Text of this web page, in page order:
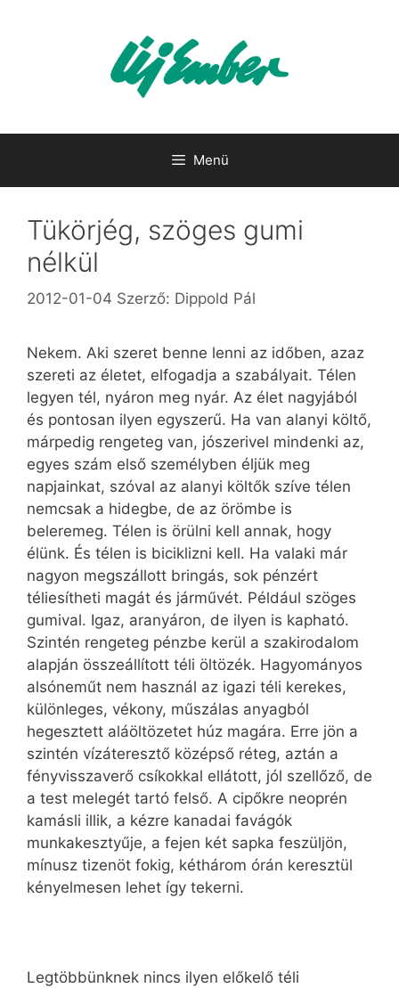
Menü
Tükörjég, szöges gumi
nélkül
2012-01-04 Szerző: Dippold Pál
Nekem. Aki szeret benne lenni az időben, azaz
szereti az életet, elfogadja a szabályait. Télen
legyen tél, nyáron meg nyár. Az élet nagyjából
és pontosan ilyen egyszerű. Ha van alanyi költő,
márpedig rengeteg van, jószerivel mindenki az,
egyes szám első személyben éljük meg
napjainkat, szóval az alanyi költők szíve télen
nemcsak a hidegbe, de az örömbe is
beleremeg. Télen is örülni kell annak, hogy
élünk. És télen is biciklizni kell. Ha valaki már
nagyon megszállott bringás, sok pénzért
téliesítheti magát és járművét. Például szöges
gumival. Igaz, aranyáron, de ilyen is kapható.
Szintén rengeteg pénzbe kerül a szakirodalom
alapján összeállított téli öltözék. Hagyományos
alsóneműt nem használ az igazi téli kerekes,
különleges, vékony, műszálas anyagból
hegesztett aláöltözetet húz magára. Erre jön a
szintén vízáteresztő középső réteg, aztán a
fényvisszaverő csíkokkal ellátott, jól szellőző, de
a test melegét tartó felső. A cipőkre neoprén
kamásli illik, a kézre kanadai favágók
munkakesztyűje, a fejen két sapka feszüljön,
mínusz tizenöt fokig, kéthárom órán keresztül
kényelmesen lehet így tekerni.
Legtöbbünknek nincs ilyen előkelő téli